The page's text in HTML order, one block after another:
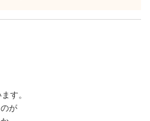
す。
が